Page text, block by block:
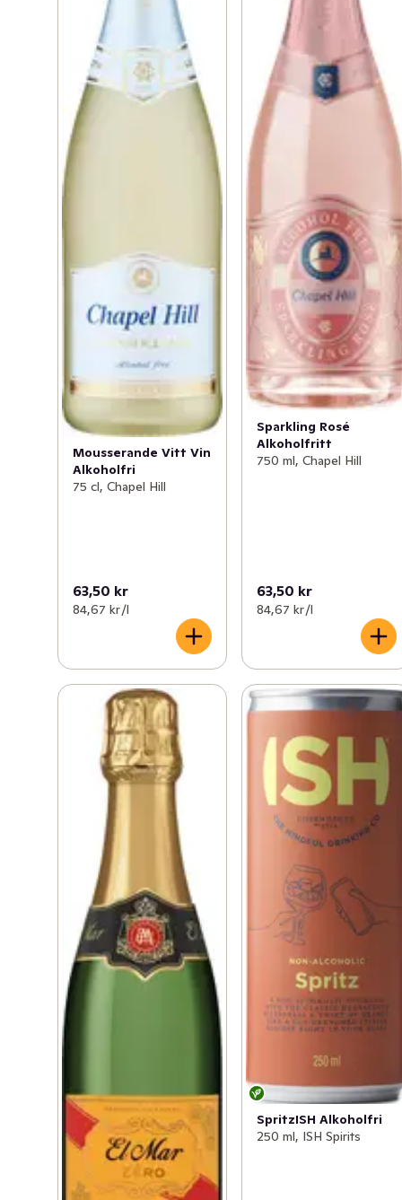
Mousserande Vitt Vin
Alkoholfri
75 cl, Chapel Hill
63,50 kr
84,67 kr /l
Sparkling Rosé
Alkoholfritt
750 ml, Chapel Hill
63,50 kr
84,67 kr /l
SpritzISH Alkoholfri
250 ml, ISH Spirits